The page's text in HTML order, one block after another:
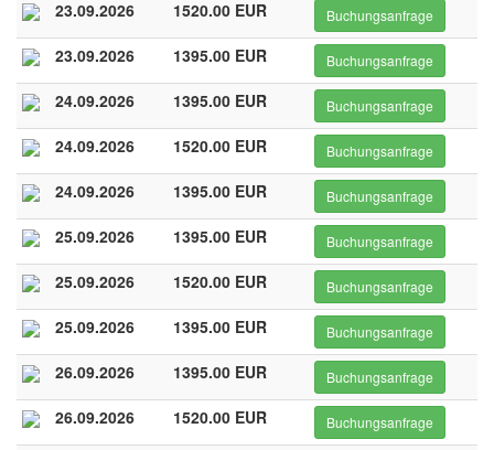
23.09.2026 1520.00 EUR Buchungsanfrage
23.09.2026 1395.00 EUR Buchungsanfrage
24.09.2026 1395.00 EUR Buchungsanfrage
24.09.2026 1520.00 EUR Buchungsanfrage
24.09.2026 1395.00 EUR Buchungsanfrage
25.09.2026 1395.00 EUR Buchungsanfrage
25.09.2026 1520.00 EUR Buchungsanfrage
25.09.2026 1395.00 EUR Buchungsanfrage
26.09.2026 1395.00 EUR Buchungsanfrage
26.09.2026 1520.00 EUR Buchungsanfrage